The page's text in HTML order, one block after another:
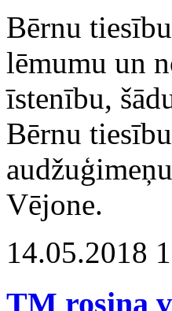
Bērnu
lēmumu un
īstenību,
Bērnu
Vējone.
14.05.2018
TM rosina